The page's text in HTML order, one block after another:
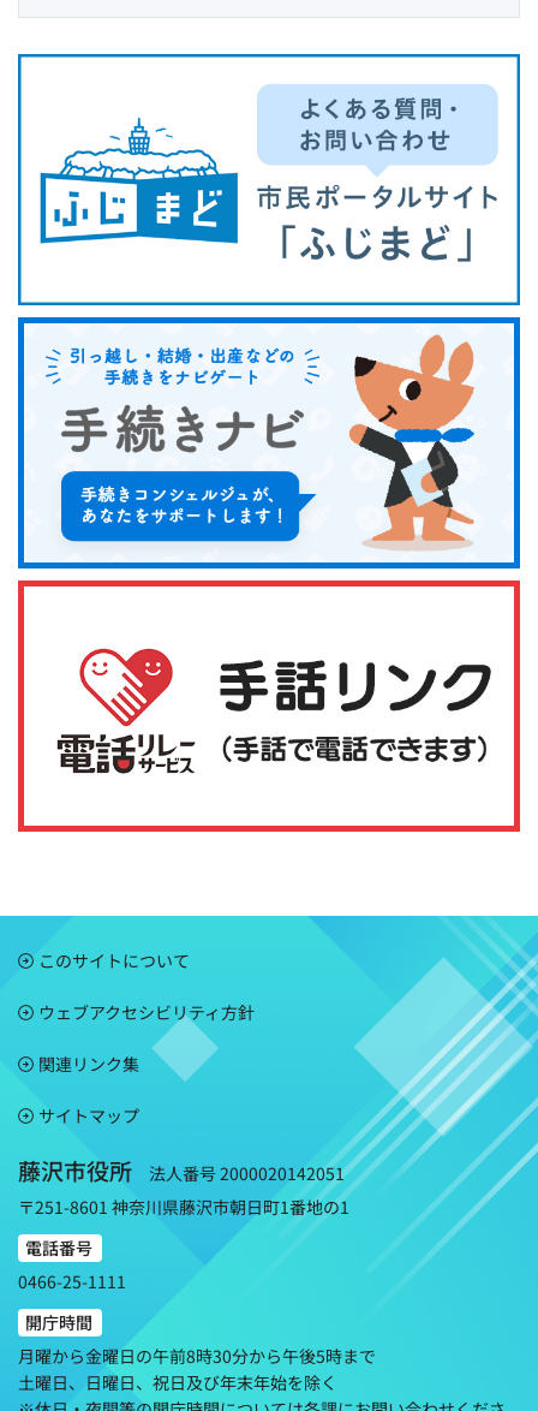
このサイトについて
ウェブアクセシビリティ方針
関連リンク集
サイトマップ
藤沢市役所
法人番号 2000020142051
〒251-8601 神奈川県藤沢市朝日町1番地の1
電話番号
0466-25-1111
開庁時間
月曜から金曜日の午前8時30分から午後5時まで
土曜日、日曜日、祝日及び年末年始を除く